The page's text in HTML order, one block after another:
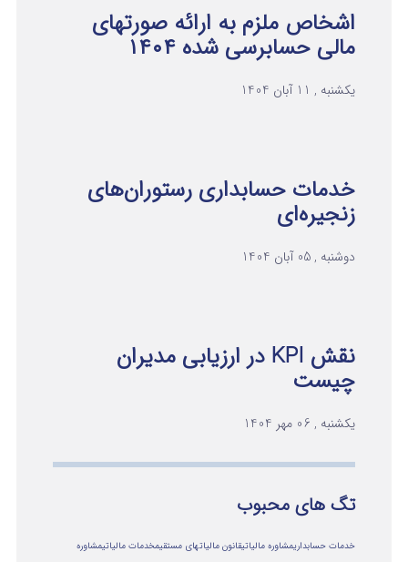
اشخاص ملزم به ارائه صورتهای
مالی حسابرسی شده ۱۴۰۴
یکشنبه , 11 آبان 1404
خدمات حسابداری رستوران‌های
زنجیره‌ای
دوشنبه , 05 آبان 1404
نقش KPI در ارزیابی مدیران
چیست
یکشنبه , 06 مهر 1404
تگ های محبوب
خدمات حسابداریمشاوره مالیاتیقانون مالیاتهای مستقیمخدمات مالیاتیمشاوره